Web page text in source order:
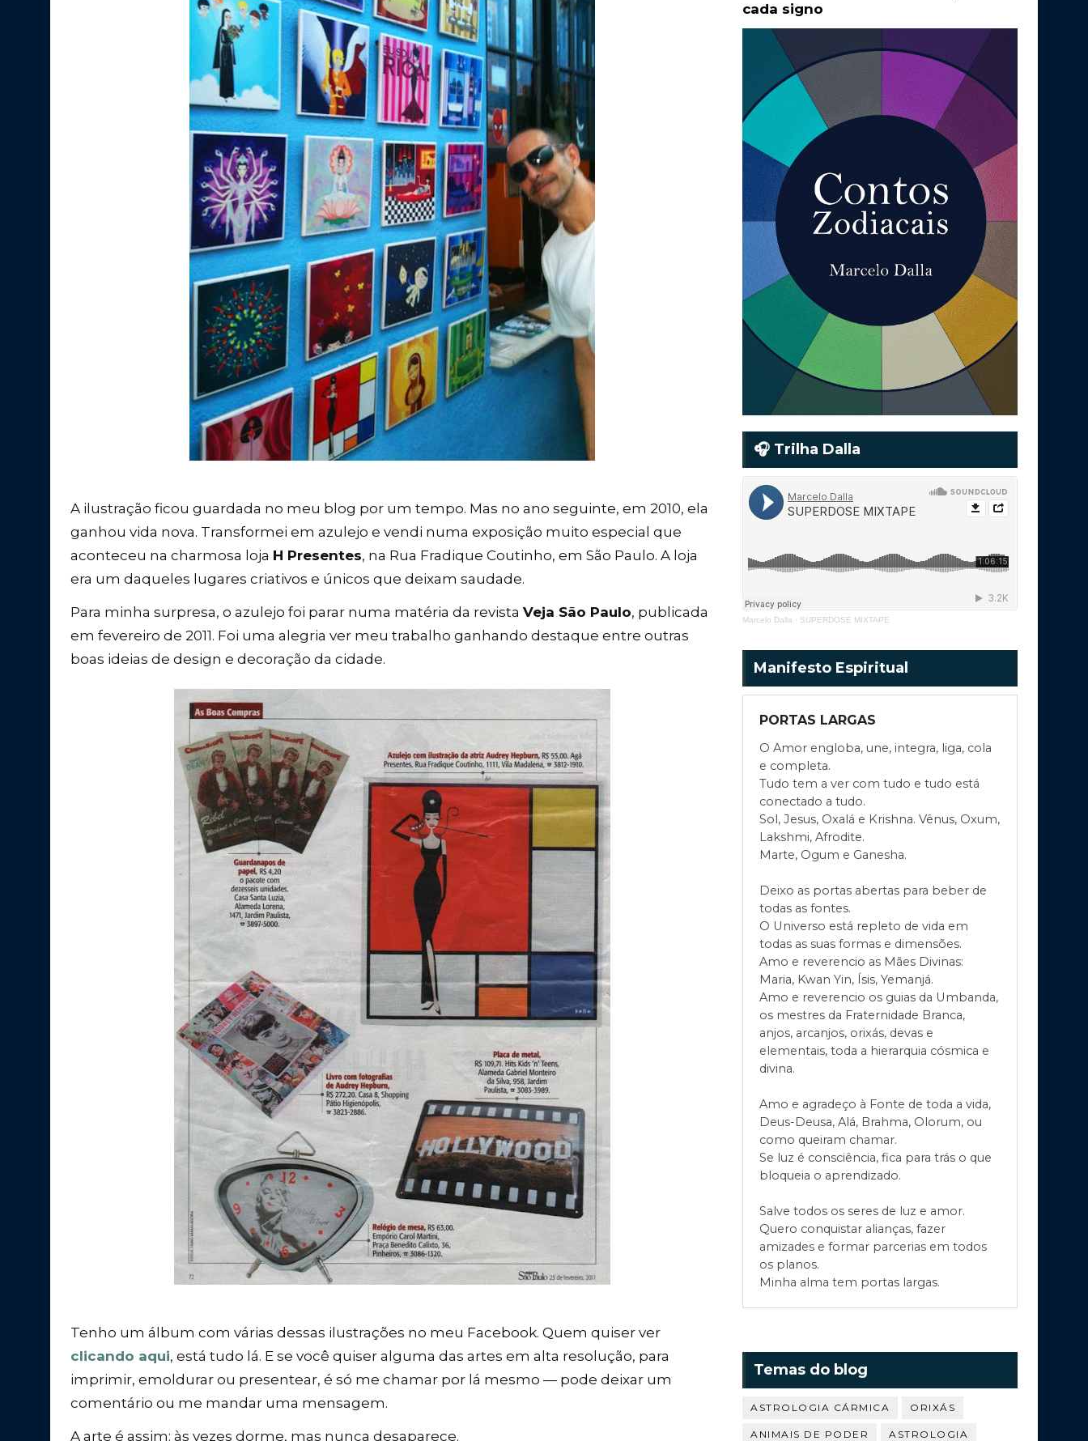
A ilustração ficou guardada no meu blog por um tempo. Mas no ano seguinte, em 2010, ela
ganhou vida nova. Transformei em azulejo e vendi numa exposição muito especial que
aconteceu na charmosa loja H Presentes, na Rua Fradique Coutinho, em São Paulo. A loja
era um daqueles lugares criativos e únicos que deixam saudade.
Para minha surpresa, o azulejo foi parar numa matéria da revista Veja São Paulo, publicada
em fevereiro de 2011. Foi uma alegria ver meu trabalho ganhando destaque entre outras
boas ideias de design e decoração da cidade.
Tenho um álbum com várias dessas ilustrações no meu Facebook. Quem quiser ver
clicando aqui, está tudo lá. E se você quiser alguma das artes em alta resolução, para
imprimir, emoldurar ou presentear, é só me chamar por lá mesmo — pode deixar um
comentário ou me mandar uma mensagem.
A arte é assim: às vezes dorme, mas nunca desaparece.
cada signo
🎧 Trilha Dalla
Marcelo Dalla · SUPERDOSE MIXTAPE
Manifesto Espiritual
PORTAS LARGAS
O Amor engloba, une, integra, liga, cola
e completa.
Tudo tem a ver com tudo e tudo está
conectado a tudo.
Sol, Jesus, Oxalá e Krishna. Vênus, Oxum,
Lakshmi, Afrodite.
Marte, Ogum e Ganesha.
Deixo as portas abertas para beber de
todas as fontes.
O Universo está repleto de vida em
todas as suas formas e dimensões.
Amo e reverencio as Mães Divinas:
Maria, Kwan Yin, Ísis, Yemanjá.
Amo e reverencio os guias da Umbanda,
os mestres da Fraternidade Branca,
anjos, arcanjos, orixás, devas e
elementais, toda a hierarquia cósmica e
divina.
Amo e agradeço à Fonte de toda a vida,
Deus-Deusa, Alá, Brahma, Olorum, ou
como queiram chamar.
Se luz é consciência, fica para trás o que
bloqueia o aprendizado.
Salve todos os seres de luz e amor.
Quero conquistar alianças, fazer
amizades e formar parcerias em todos
os planos.
Minha alma tem portas largas.
Temas do blog
ASTROLOGIA CÁRMICA ORIXÁS
ANIMAIS DE PODER ASTROLOGIA